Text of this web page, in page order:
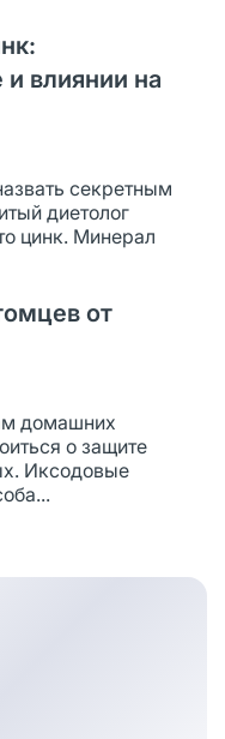
и влиянии на
секретным
диетолог
цинк. Минерал
от
домашних
о защите
Иксодовые